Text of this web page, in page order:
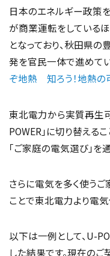
日本のエネルギー政策
が商業運転をしている
となっており、秋田県
発を官民一体で進めて
ぞ地熱 知ろう！地熱の
東北電力から実質再生
POWER」に切り替える
「ご家庭の電気選び」を
さらに電気を多く使うご
ことで東北電力より電
以下は一例として、U-
した結果です。現在のご